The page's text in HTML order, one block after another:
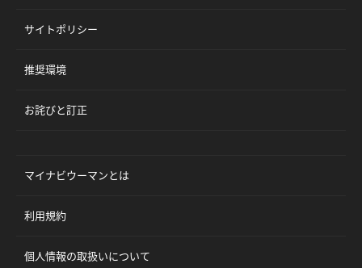
サイトポリシー
推奨環境
お詫びと訂正
マイナビウーマンとは
利用規約
個人情報の取扱いについて